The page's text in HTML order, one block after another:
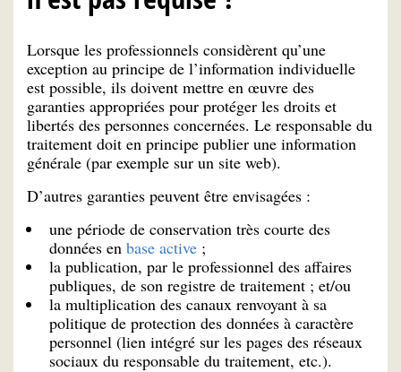
Lorsque les professionnels considèrent qu’une
exception au principe de l’information individuelle
est possible, ils doivent mettre en œuvre des
garanties appropriées pour protéger les droits et
libertés des personnes concernées. Le responsable du
traitement doit en principe publier une information
générale (par exemple sur un site web).
D’autres garanties peuvent être envisagées :
une période de conservation très courte des
données en base active ;
la publication, par le professionnel des affaires
publiques, de son registre de traitement ; et/ou
la multiplication des canaux renvoyant à sa
politique de protection des données à caractère
personnel (lien intégré sur les pages des réseaux
sociaux du responsable du traitement, etc.).